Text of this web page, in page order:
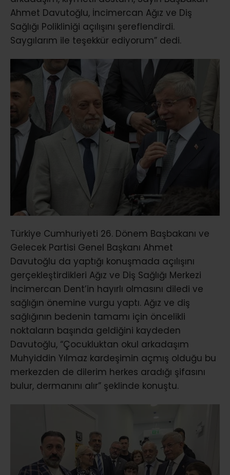
Ahmet Davutoğlu, İncimercan Ağız ve Diş
Sağlığı Polikliniği açılışını şereflendirdi.
Saygılarım ile teşekkür ediyorum” dedi.
Türkiye Cumhuriyeti 26. Dönem Başbakanı ve
Gelecek Partisi Genel Başkanı Ahmet
Davutoğlu da yaptığı konuşmada açılışını
gerçekleştirdikleri Ağız ve Diş Sağlığı Merkezi
İncimercan Dent’in hayırlı olmasını diledi ve
sağlığın önemine vurgu yaptı. Ağız ve diş
sağlığının bedenin tamamı için öncelikli
noktaların başında geldiğini kaydeden
Davutoğlu, “Çocukluktan okul arkadaşım
Muhyiddin Yılmaz kardeşimin açmış olduğu bu
merkezden de dilerim herkes aradığı şifasını
bulur, dermanını alır” şeklinde konuştu.